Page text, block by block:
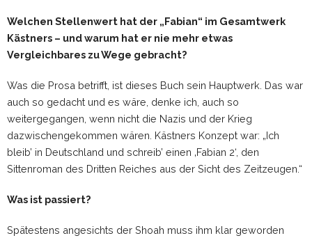
Welchen Stellenwert hat der „Fabian“ im Gesamtwerk
Kästners – und warum hat er nie mehr etwas
Vergleichbares zu Wege gebracht?
Was die Prosa betrifft, ist dieses Buch sein Hauptwerk. Das war
auch so gedacht und es wäre, denke ich, auch so
weitergegangen, wenn nicht die Nazis und der Krieg
dazwischengekommen wären. Kästners Konzept war: „Ich
bleib’ in Deutschland und schreib’ einen ‚Fabian 2‘, den
Sittenroman des Dritten Reiches aus der Sicht des Zeitzeugen.“
Was ist passiert?
Spätestens angesichts der Shoah muss ihm klar geworden